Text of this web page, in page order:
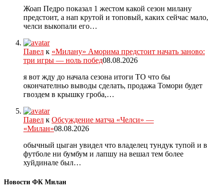
Жоап Педро показал 1 жестом какой сезон милану
предстоит, а нап крутой и топовый, каких сейчас мало,
челси выкопали его…
Павел к «Милану» Аморима предстоит начать заново:
три игры — ноль побед08.08.2026
я вот жду до начала сезона итоги ТО что бы
окончателньо выводы сделать, продажа Томори будет
гвоздем в крышку гроба,…
Павел к Обсуждение матча «Челси» —
«Милан»08.08.2026
обычный цыган увидел что владелец тундук тупой и в
футболе ни бумбум и лапшу на вешал тем более
хуйдинале был…
Новости ФК Милан